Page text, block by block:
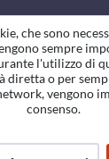
Contatto
che sono
sempre
l'utilizzo di
diretta o per
vengono
consenso.